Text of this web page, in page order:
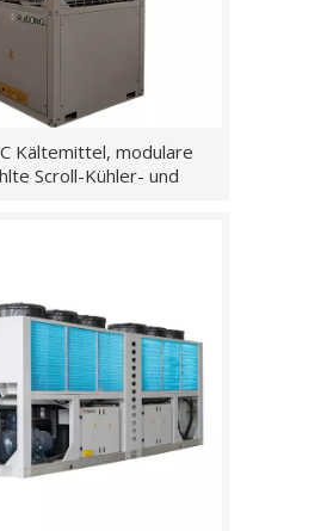
Kältemittel, modulare
Scroll-Kühler- und